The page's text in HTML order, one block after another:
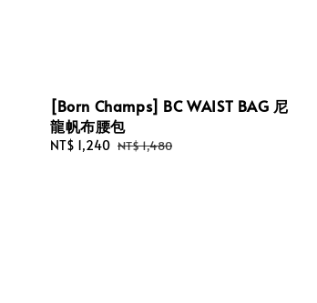
[Born Champs] BC WAIST BAG 尼
龍帆布腰包
Sale
NT$ 1,240 Regular
NT$ 1,480